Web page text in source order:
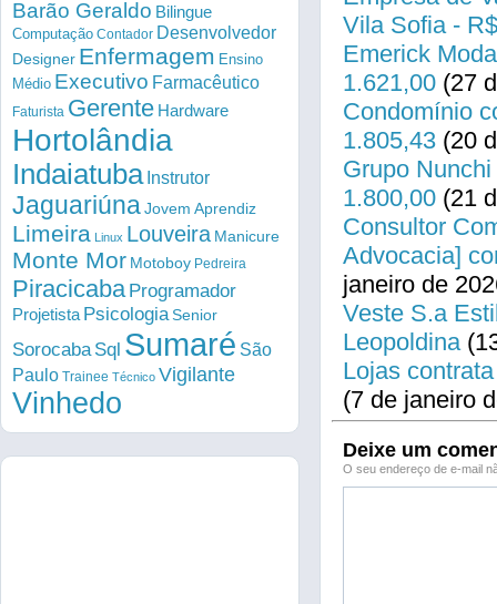
Vila Sofia -
Emerick
1.621,00 (27
Condomínio
1.805,43 (20
Grupo
1.800,00 (21
Consultor
Advocacia]
janeiro de
Veste S.a
Leopoldina
Lojas
(7 de janeiro
Deixe um
O seu endereço de e-mail
Barão Geraldo Bilingue
Computação Contador Desenvolvedor
Designer Enfermagem Ensino
Médio Executivo Farmacêutico
Faturista Gerente Hardware
Hortolândia
Indaiatuba Instrutor
Jaguariúna Jovem Aprendiz
Limeira Linux Louveira Manicure
Monte Mor Motoboy Pedreira
Piracicaba Programador
Projetista PsicologiaSenior
Sorocaba Sql Sumaré São
Paulo Trainee Técnico Vigilante
Vinhedo